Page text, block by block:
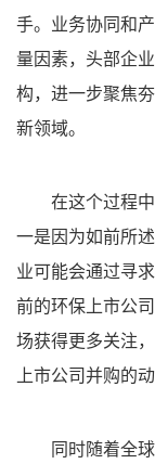
手。业务协同和
量因素，头部企
构，进一步聚焦
新领域。
在这个过程
一是因为如前所
业可能会通过寻
前的环保上市公
场获得更多关注
上市公司并购的动
同时随着全